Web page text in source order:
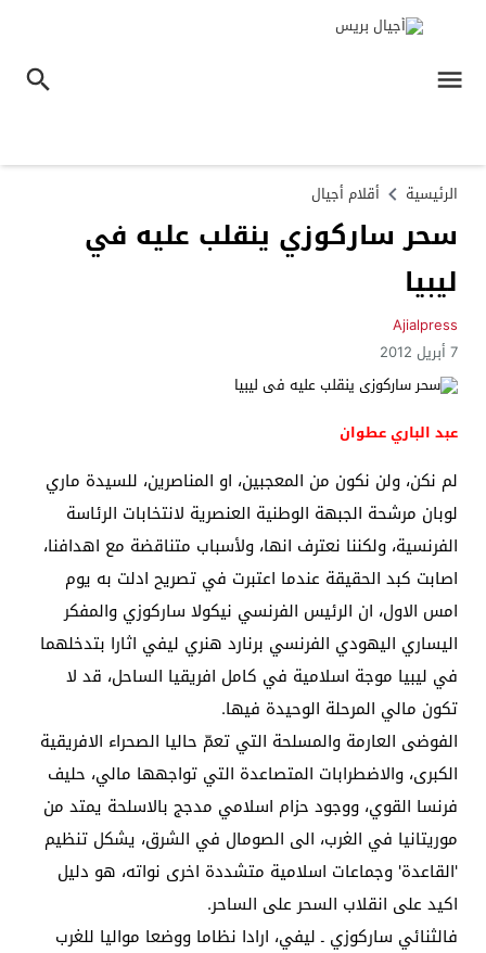
الرئيسية أقلام أجيال
سحر ساركوزي ينقلب عليه في
ليبيا
Ajialpress
7 أبريل 2012
عبد الباري عطوان
لم نكن، ولن نكون من المعجبين، او المناصرين، للسيدة ماري
لوبان مرشحة الجبهة الوطنية العنصرية لانتخابات الرئاسة
الفرنسية، ولكننا نعترف انها، ولأسباب متناقضة مع اهدافنا،
اصابت كبد الحقيقة عندما اعتبرت في تصريح ادلت به يوم
امس الاول، ان الرئيس الفرنسي نيكولا ساركوزي والمفكر
اليساري اليهودي الفرنسي برنارد هنري ليفي اثارا بتدخلهما
في ليبيا موجة اسلامية في كامل افريقيا الساحل، قد لا
تكون مالي المرحلة الوحيدة فيها.
الفوضى العارمة والمسلحة التي تعمّ حاليا الصحراء الافريقية
الكبرى، والاضطرابات المتصاعدة التي تواجهها مالي، حليف
فرنسا القوي، ووجود حزام اسلامي مدجج بالاسلحة يمتد من
موريتانيا في الغرب، الى الصومال في الشرق، يشكل تنظيم
'القاعدة' وجماعات اسلامية متشددة اخرى نواته، هو دليل
اكيد على انقلاب السحر على الساحر.
فالثنائي ساركوزي ـ ليفي، ارادا نظاما ووضعا مواليا للغرب